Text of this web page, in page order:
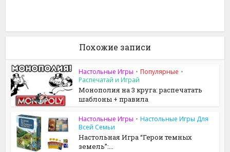
Похожие записи
Настольные Игры • Популярные •
Распечатай и Играй
Монополия на 3 круга: распечатать
шаблоны + правила
Настольные Игры • Настольные Игры Для
Всей Семьи
Настольная Игра “Герои темных
земель”:...